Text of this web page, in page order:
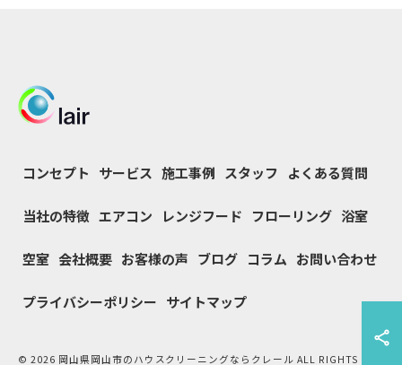
コンセプト サービス 施工事例 スタッフ よくある質問
当社の特徴 エアコン レンジフード フローリング 浴室
空室 会社概要 お客様の声 ブログ コラム お問い合わせ
プライバシーポリシー サイトマップ
© 2026 岡山県岡山市のハウスクリーニングならクレール ALL RIGHTS